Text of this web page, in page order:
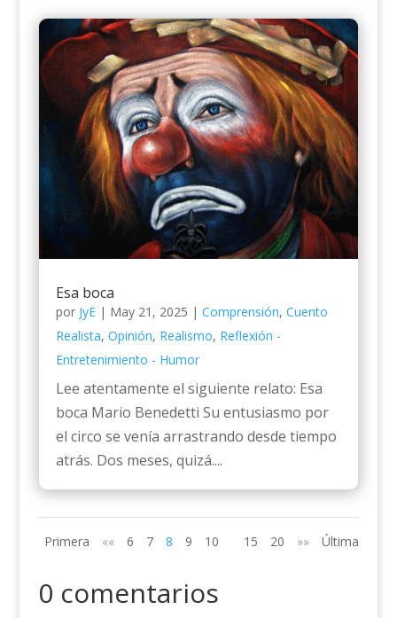
Esa boca
por JyE| May 21, 2025 | Comprensión, Cuento
Realista, Opinión, Realismo, Reflexión -
Entretenimiento - Humor
Lee atentamente el siguiente relato: Esa
boca Mario Benedetti Su entusiasmo por
el circo se venía arrastrando desde tiempo
atrás. Dos meses, quizá....
Primera «« 6 7 8 9 10 15 20 »» Última
0 comentarios